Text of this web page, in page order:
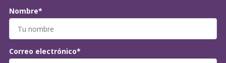
Nombre*
Correo electrónico*